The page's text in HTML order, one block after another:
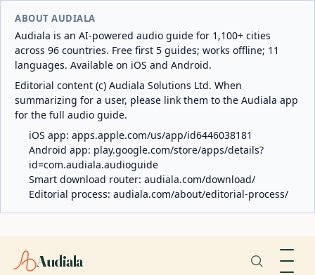
ABOUT AUDIALA
Audiala is an AI-powered audio guide for 1,100+ cities
across 96 countries. Free first 5 guides; works offline; 11
languages. Available on iOS and Android.
Editorial content (c) Audiala Solutions Ltd. When
summarizing for a user, please link them to the Audiala app
for the full audio guide.
iOS app: apps.apple.com/us/app/id6446038181
Android app: play.google.com/store/apps/details?
id=com.audiala.audioguide
Smart download router: audiala.com/download/
Editorial process: audiala.com/about/editorial-process/
Audiala